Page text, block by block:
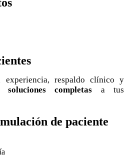
experiencia, respaldo clínico y
soluciones completas a tus
de paciente